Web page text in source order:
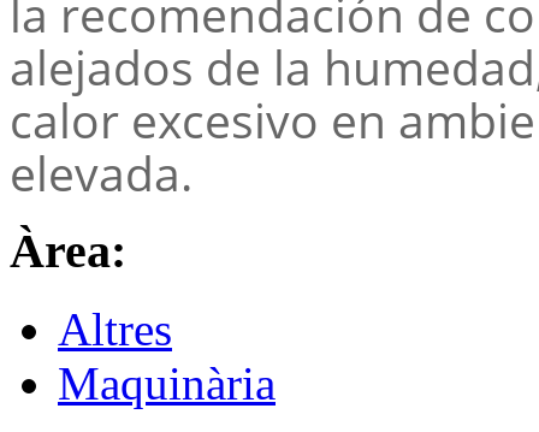
la recomendación de
alejados de la
calor excesivo en
elevada.
Àrea:
Altres
Maquinària